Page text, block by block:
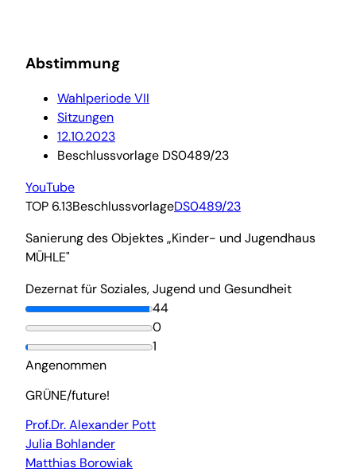
Abstimmung
Wahlperiode VII
Sitzungen
12.10.2023
Beschlussvorlage DS0489/23
YouTube
TOP 6.13BeschlussvorlageDS0489/23
Sanierung des Objektes „Kinder- und Jugendhaus
MÜHLE"
Dezernat für Soziales, Jugend und Gesundheit
44
0
1
Angenommen
GRÜNE/future!
Prof.Dr. Alexander Pott
Julia Bohlander
Matthias Borowiak